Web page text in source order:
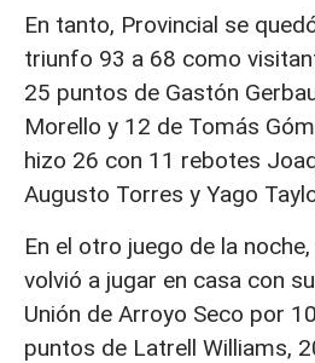
En tanto, Provincial se
triunfo 93 a 68 como
25 puntos de Gastón
Morello y 12 de Tomás
hizo 26 con 11 rebotes
Augusto Torres y Yago
En el otro juego de la
volvió a jugar en casa con
Unión de Arroyo Seco por
puntos de Latrell Williams,